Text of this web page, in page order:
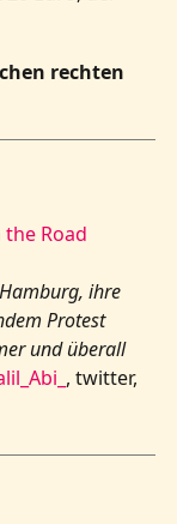
rechten
the Road
ihre
Protest
und überall
, twitter,